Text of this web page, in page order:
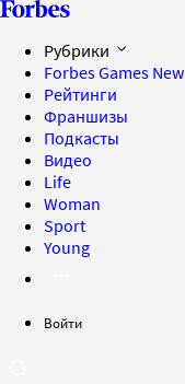
Рубрики
Forbes Games New
Рейтинги
Франшизы
Подкасты
Видео
Life
Woman
Sport
Young
Войти